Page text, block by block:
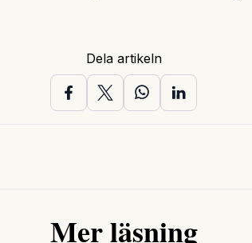
Dela artikeln
Mer läsning